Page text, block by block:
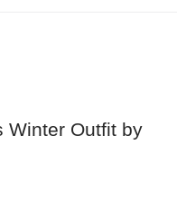
Winter Outfit by